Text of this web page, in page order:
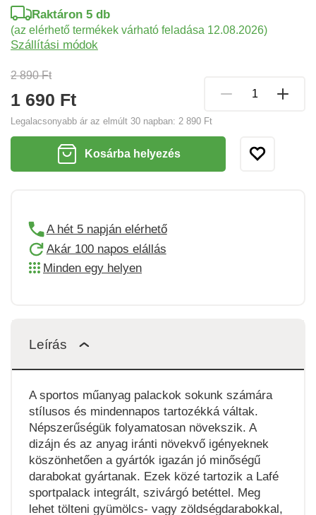
2 890 Ft
1 690 Ft
Legalacsonyabb ár az elmúlt 30 napban: 2 890 Ft
Raktáron 5 db
(az elérhető termékek várható feladása 12.08.2026)
Szállítási módok
Kosárba helyezés
A hét 5 napján elérhető
Akár 100 napos elállás
Minden egy helyen
Leírás
A sportos műanyag palackok sokunk számára
stílusos és mindennapos tartozékká váltak.
Népszerűségük folyamatosan növekszik. A
dizájn és az anyag iránti növekvő igényeknek
köszönhetően a gyártók igazán jó minőségű
darabokat gyártanak. Ezek közé tartozik a Lafé
sportpalack integrált, szivárgó betéttel. Meg
lehet tölteni gyümölcs- vagy zöldségdarabokkal,